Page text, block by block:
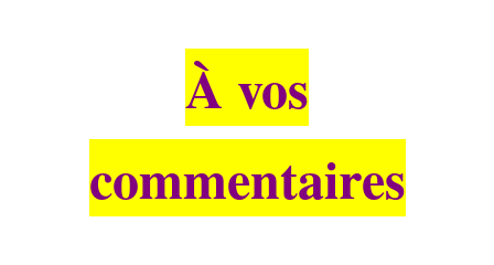
À vos
commentaires